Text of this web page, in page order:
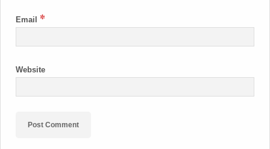
Email *
Website